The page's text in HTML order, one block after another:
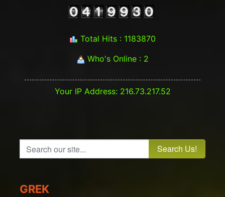
Total Hits : 1183870
Who's Online : 2
Your IP Address: 216.73.217.52
Search our site...
GREK